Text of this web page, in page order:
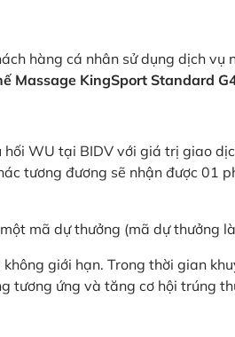
hàng cá nhân sử dụng dịch vụ
Massage KingSport Standard
WU tại BIDV với giá trị giao
tương đương sẽ nhận được 01
mã dự thưởng (mã dự thưởng
giới hạn. Trong thời gian
tương ứng và tăng cơ hội trúng